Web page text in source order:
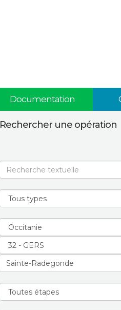
Documentation
Rechercher une opération